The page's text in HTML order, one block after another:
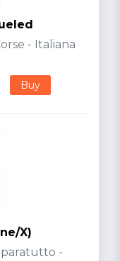
- Italiana
Buy
X)
-